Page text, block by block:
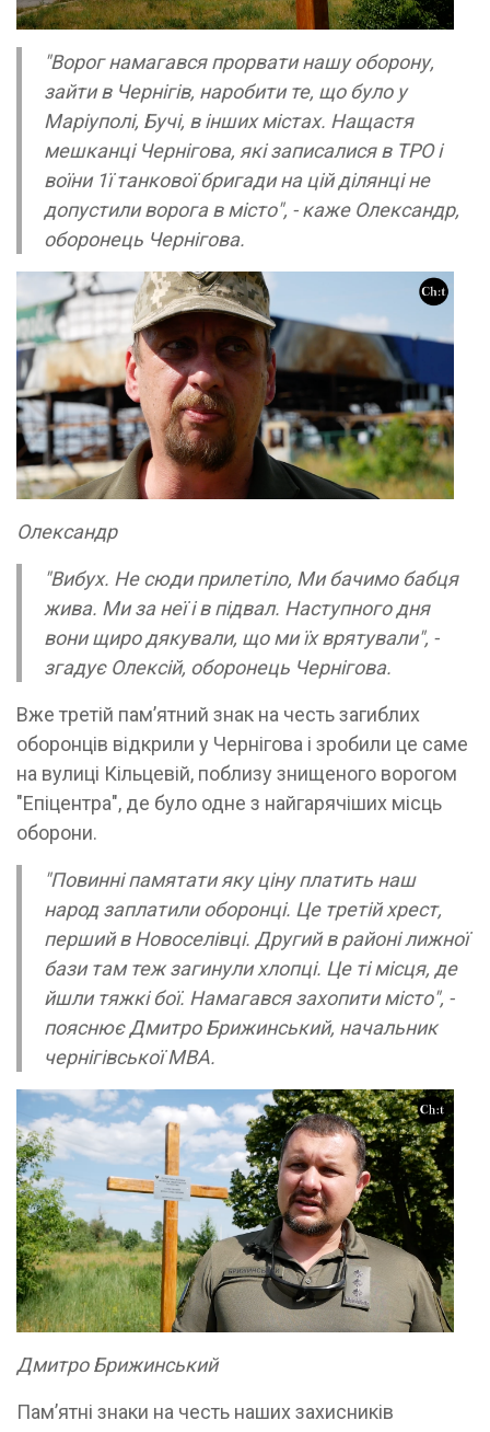
"Ворог намагався прорвати нашу оборону,
зайти в Чернігів, наробити те, що було у
Маріуполі, Бучі, в інших містах. Нащастя
мешканці Чернігова, які записалися в ТРО і
воїни 1ї танкової бригади на цій ділянці не
допустили ворога в місто", - каже Олександр,
оборонець Чернігова.
Олександр
"Вибух. Не сюди прилетіло, Ми бачимо бабця
жива. Ми за неї і в підвал. Наступного дня
вони щиро дякували, що ми їх врятували", -
згадує Олексій, оборонець Чернігова.
Вже третій пам’ятний знак на честь загиблих
оборонців відкрили у Чернігова і зробили це саме
на вулиці Кільцевій, поблизу знищеного ворогом
"Епіцентра", де було одне з найгарячіших місць
оборони.
"Повинні памятати яку ціну платить наш
народ заплатили оборонці. Це третій хрест,
перший в Новоселівці. Другий в районі лижної
бази там теж загинули хлопці. Це ті місця, де
йшли тяжкі бої. Намагався захопити місто", -
пояснює Дмитро Брижинський, начальник
чернігівської МВА.
Дмитро Брижинський
Пам’ятні знаки на честь наших захисників